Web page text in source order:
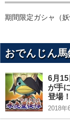
期間限定ガシャ（
おでんじん
6月
が手
登場！
2018年